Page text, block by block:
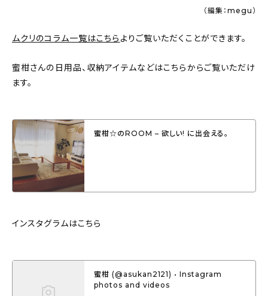
（編集：megu）
ムクリのコラム一覧はこちら よりご覧いただくことができます。
蜜柑さんの日用品、収納アイテムなどはこちらからご覧いただけ
ます。
蜜柑☆のROOM – 欲しい! に出会える。
インスタグラムはこちら
蜜柑 (@asukan2121) • Instagram
photos and videos